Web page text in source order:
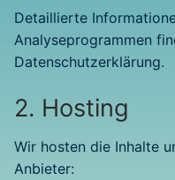
Detaillierte
Analyseprogrammen
Datenschutzerklärung.
2. Hosting
Wir hosten die Inhalte
Anbieter: